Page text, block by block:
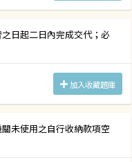
日起二日內完成交代；必
加入收藏題庫
未使用之自行收納款項空